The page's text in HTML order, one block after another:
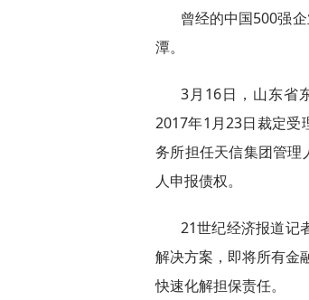
曾经的中国500强
潭。
3月16日，山东省
2017年1月23日裁定受
务所担任天信集团管理
人申报债权。
21世纪经济报道记
解决方案，即将所有金
快速化解担保责任。